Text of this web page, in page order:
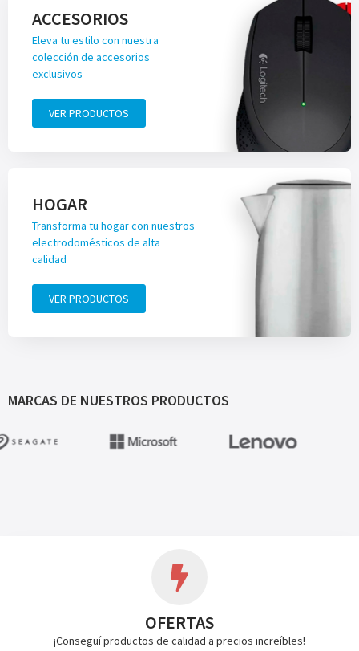
ACCESORIOS
Eleva tu estilo con nuestra
colección de accesorios
exclusivos
VER PRODUCTOS
HOGAR
Transforma tu hogar con nuestros
electrodomésticos de alta
calidad
VER PRODUCTOS
MARCAS DE NUESTROS PRODUCTOS
OFERTAS
¡Conseguí productos de calidad a precios increíbles!